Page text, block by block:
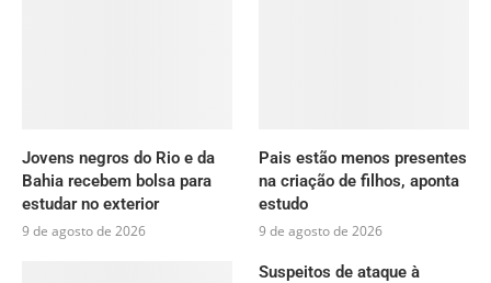
Jovens negros do Rio e da
Bahia recebem bolsa para
estudar no exterior
9 de agosto de 2026
Pais estão menos presentes
na criação de filhos, aponta
estudo
9 de agosto de 2026
Suspeitos de ataque à